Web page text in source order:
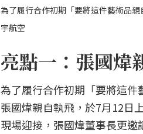
為了履行合作初期「要將這件藝術品
宇航空
亮點一：張國煒
為了履行合作初期「要將這
張國煒親自執飛，於7月12日
現場迎接，張國煒董事長更